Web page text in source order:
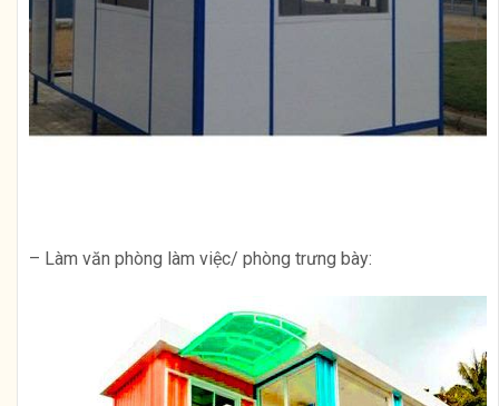
– Làm văn phòng làm việc/ phòng trưng bày: